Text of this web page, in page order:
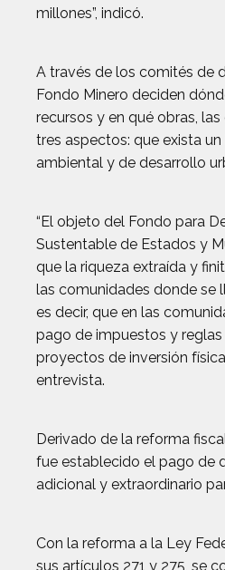
millones”, indicó.
A través de los comités de
Fondo Minero deciden
recursos y en qué obras,
tres aspectos: que exista
ambiental y de desarrollo
“El objeto del Fondo para
Sustentable de Estados y
que la riqueza extraída y
las comunidades donde se
es decir, que en las
pago de impuestos y reglas
proyectos de inversión
entrevista.
Derivado de la reforma
fue establecido el pago de
adicional y extraordinario
Con la reforma a la Ley
sus artículos 271 y 275, se